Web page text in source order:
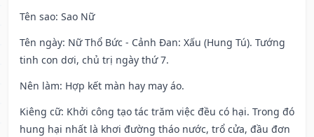
Tên sao: Sao Nữ
Tên ngày: Nữ Thổ Bức - Cảnh Đan: Xấu (Hung Tú). Tướng
tinh con dơi, chủ trị ngày thứ 7.
Nên làm: Hợp kết màn hay may áo.
Kiêng cữ: Khởi công tạo tác trăm việc đều có hại. Trong đó
hung hại nhất là khơi đường tháo nước, trổ cửa, đầu đơn